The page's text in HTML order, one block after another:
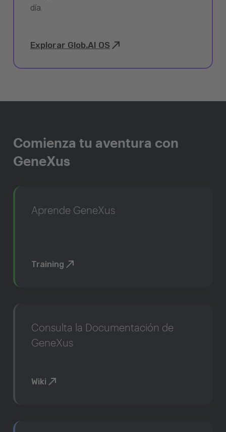
día.
Explorar Glob.AI OS
Comienza tu aventura con
GeneXus
Aprende GeneXus
Training
Consulta la Documentación de
GeneXus
Wiki